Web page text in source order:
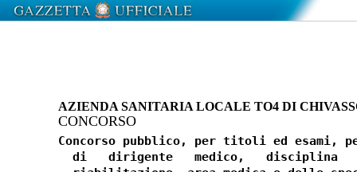
AZIENDA SANITARIA LOCALE TO4 DI
CONCORSO
Concorso pubblico, per titoli ed esami,
di   dirigente   medico,   disciplina